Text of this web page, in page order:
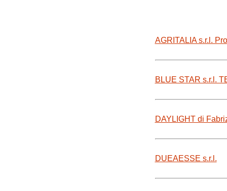
AGRITALIA s.r.l.
BLUE STAR s.r.l.
DAYLIGHT di
DUEAESSE s.r.l.